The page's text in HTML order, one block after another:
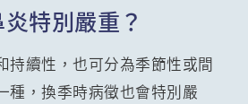
特別嚴重？
持續性，也可分為季節性或間
種，換季時病徵也會特別嚴